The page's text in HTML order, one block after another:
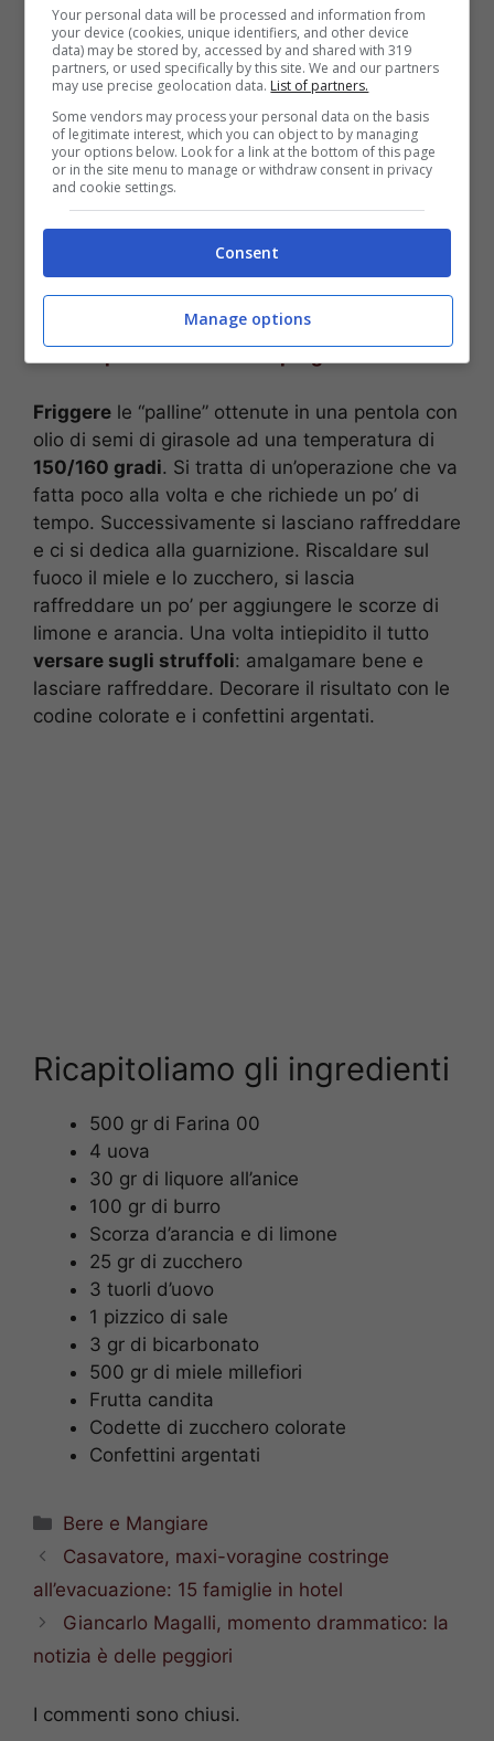
impastare ed aggiungere ad una ad una le uova
e successivamente i tuorli. Versare il liquore, le
scorze di arancia e limone grattugiate. Lavorare
il composto
fino ad ottenere l’impasto liscio ed
omogeneo da farriposare per circa 30 minuti
a temperatura ambiente. Successivamente
andare a tagliare in piccoli pezzetti l’impasto per
creare le “palline” che andranno fritte
successivamente. Ricorda di distanziarle tra
loro per evitare che si attacchino.
LEGGI ANCHE >>>GF Vip, Sonia Bruganelli ha
Friggere le “palline” ottenute in una pentola con
olio di semi di girasole ad una temperatura di
150/160 gradi. Si tratta di un’operazione che va
fatta poco alla volta e che richiede un po’ di
tempo. Successivamente si lasciano raffreddare
e ci si dedica alla guarnizione. Riscaldare sul
fuoco il miele e lo zucchero, si lascia
raffreddare un po’ per aggiungere le scorze di
limone e arancia. Una volta intiepidito il tutto
versare sugli struffoli: amalgamare bene e
lasciare raffreddare. Decorare il risultato con le
codine colorate e i confettini argentati.
Ricapitoliamo gli ingredienti
500 gr di Farina 00
4 uova
30 gr di liquore all’anice
100 gr di burro
Scorza d’arancia e di limone
25 gr di zucchero
3 tuorli d’uovo
1 pizzico di sale
3 gr di bicarbonato
500 gr di miele millefiori
Frutta candita
Codette di zucchero colorate
Confettini argentati
Categorie
Bere e Mangiare
Casavatore, maxi-voragine costringe
all’evacuazione: 15 famiglie in hotel
Giancarlo Magalli, momento drammatico: la
notizia è delle peggiori
I commenti sono chiusi.
Your personal data will be processed and information from
your device (cookies, unique identifiers, and other device
data) may be stored by, accessed by and shared with 319
partners, or used specifically by this site. We and our partners
may use precise geolocation data. List of partners.
Some vendors may process your personal data on the basis
of legitimate interest, which you can object to by managing
your options below. Look for a link at the bottom of this page
or in the site menu to manage or withdraw consent in privacy
and cookie settings.
Consent
Manage options